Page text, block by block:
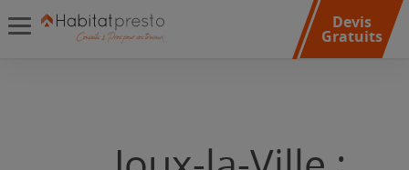
Devis
Gratuits